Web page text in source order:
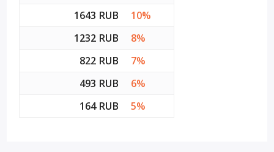
1643 RUB
10%
1232 RUB
8%
822 RUB
7%
493 RUB
6%
164 RUB
5%